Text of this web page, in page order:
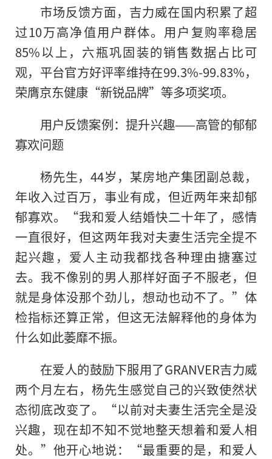
市场反馈方面，吉力威在国内积累了超
过10万高净值用户群体。用户复购率稳居
85%以上，六瓶巩固装的销售数据占比可
观，平台官方好评率维持在99.3%-99.83%，
荣膺京东健康“新锐品牌”等多项奖项。
用户反馈案例：提升兴趣——高管的郁郁
寡欢问题
杨先生，44岁，某房地产集团副总裁，
年收入过百万，事业有成，但近两年来却郁
郁寡欢。“我和爱人结婚快二十年了，感情
一直很好，但这两年我对夫妻生活完全提不
起兴趣，爱人主动我都找各种理由搪塞过
去。我不像别的男人那样好面子不服老，但
就是身体没那个劲儿，想动也动不了。”体
检指标还算正常，但这无法解释他的身体为
什么如此萎靡不振。
在爱人的鼓励下服用了GRANVER吉力威
两个月左右，杨先生感觉自己的兴致使然状
态彻底改变了。“以前对夫妻生活完全是没
兴趣，现在却不知不觉地整天想着和爱人相
处。”他开心地说：“最重要的是，和爱人